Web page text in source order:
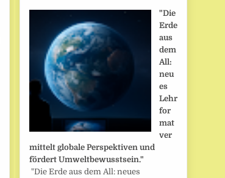
"Die
Erde
aus
dem
All:
neu
es
Lehr
for
mat
ver
mittelt globale Perspektiven und
fördert Umweltbewusstsein."
"Die Erde aus dem All: neues